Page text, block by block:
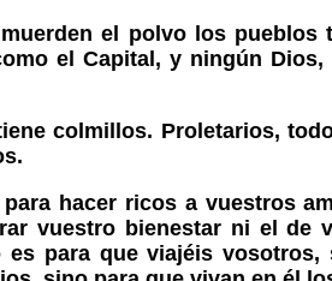
el polvo los
el Capital, y ningún
colmillos. Proletarios,
hacer ricos a vuestros
vuestro bienestar ni el de
para que viajéis